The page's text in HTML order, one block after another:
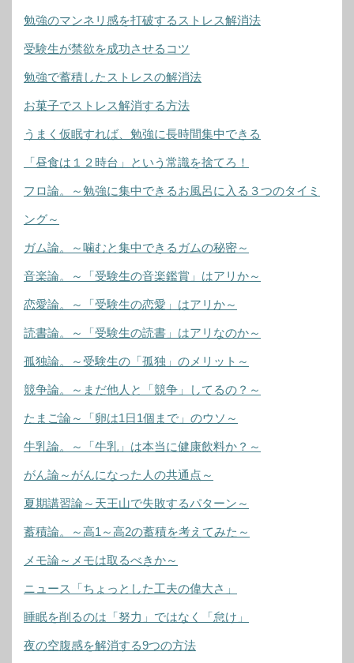
勉強のマンネリ感を打破するストレス解消法
受験生が禁欲を成功させるコツ
勉強で蓄積したストレスの解消法
お菓子でストレス解消する方法
うまく仮眠すれば、勉強に長時間集中できる
「昼食は１２時台」という常識を捨てろ！
フロ論。～勉強に集中できるお風呂に入る３つのタイミ
ング～
ガム論。～噛むと集中できるガムの秘密～
音楽論。～「受験生の音楽鑑賞」はアリか～
恋愛論。～「受験生の恋愛」はアリか～
読書論。～「受験生の読書」はアリなのか～
孤独論。～受験生の「孤独」のメリット～
競争論。～まだ他人と「競争」してるの？～
たまご論～「卵は1日1個まで」のウソ～
牛乳論。～「牛乳」は本当に健康飲料か？～
がん論～がんになった人の共通点～
夏期講習論～天王山で失敗するパターン～
蓄積論。～高1～高2の蓄積を考えてみた～
メモ論～メモは取るべきか～
ニュース「ちょっとした工夫の偉大さ」
睡眠を削るのは「努力」ではなく「怠け」
夜の空腹感を解消する9つの方法